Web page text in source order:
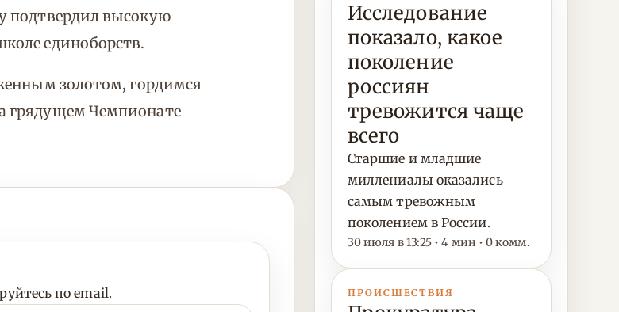
подтвердил высокую
единоборств.
золотом, гордимся
грядущем Чемпионате
по email.
Исследование
показало, какое
поколение
россиян
тревожится чаще
всего
Старшие и младшие
миллениалы оказались
самым тревожным
поколением в России.
30 июля в 13:25 • 4 мин • 0 комм.
ПРОИСШЕСТВИЯ